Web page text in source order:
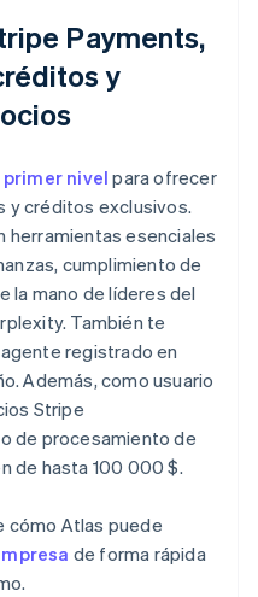
Payments,
y
nivel para ofrecer
y créditos exclusivos.
herramientas esenciales
cumplimiento de
la mano de líderes del
También te
registrado en
Además, como usuario
Stripe
de procesamiento de
de hasta 100 000 $.
cómo Atlas puede
de forma rápida